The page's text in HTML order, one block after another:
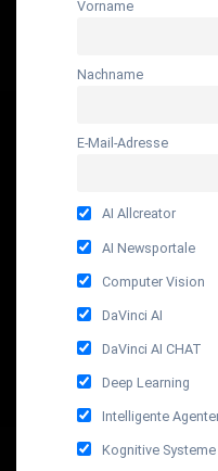
Vorname
Nachname
E-Mail-Adresse
AI Allcreator
AI Newsportale
Computer Vision
DaVinci AI
DaVinci AI CHAT
Deep Learning
Intelligente
Kognitive